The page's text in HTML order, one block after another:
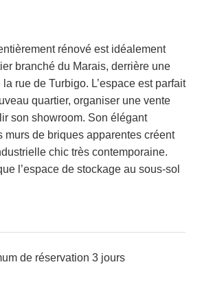
rénové est idéalement
branché du Marais, derrière une
rue de Turbigo. L’espace est parfait
quartier, organiser une vente
son showroom. Son élégant
murs de briques apparentes créent
chic très contemporaine.
l’espace de stockage au sous-sol
de réservation 3 jours